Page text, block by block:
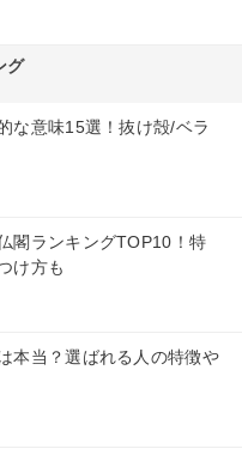
グ
な意味15選！抜け殻/ベラ
閣ランキングTOP10！特
け方も
本当？選ばれる人の特徴や